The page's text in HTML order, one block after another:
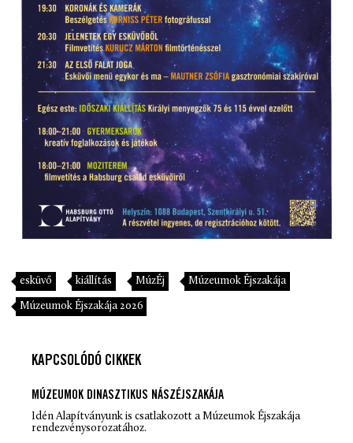
esküvő kiállítás MúzÉj Múzeumok Éjszakája
Múzeumok Éjszakája 2026
KAPCSOLÓDÓ CIKKEK
MÚZEUMOK DINASZTIKUS NÁSZÉJSZAKÁJA
Idén Alapítványunk is csatlakozott a Múzeumok Éjszakája
rendezvénysorozatához.